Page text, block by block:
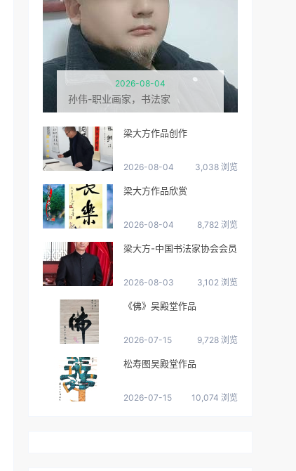
2026-08-04
孙伟-职业画家，书法家
梁大方作品创作
2026-08-04 3,038 浏览
梁大方作品欣赏
2026-08-04 8,782 浏览
梁大方-中国书法家协会会员
2026-08-03 3,102 浏览
《佛》吴殿堂作品
2026-07-15 9,728 浏览
松寿图吴殿堂作品
2026-07-15 10,074 浏览